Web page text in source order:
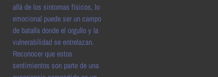
allá de los síntomas físicos, lo
emocional puede ser un campo
de batalla donde el orgullo y la
vulnerabilidad se entrelazan.
Reconocer que estos
sentimientos son parte de una